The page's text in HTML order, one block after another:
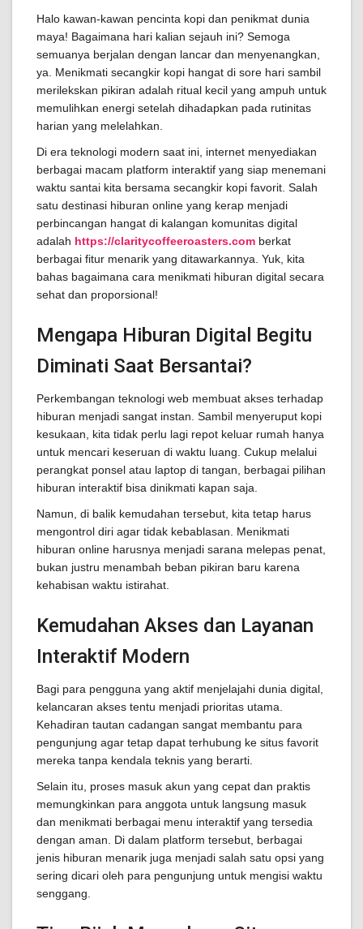
Halo kawan-kawan pencinta kopi dan penikmat dunia
maya! Bagaimana hari kalian sejauh ini? Semoga
semuanya berjalan dengan lancar dan menyenangkan,
ya. Menikmati secangkir kopi hangat di sore hari sambil
merilekskan pikiran adalah ritual kecil yang ampuh untuk
memulihkan energi setelah dihadapkan pada rutinitas
harian yang melelahkan.
Di era teknologi modern saat ini, internet menyediakan
berbagai macam platform interaktif yang siap menemani
waktu santai kita bersama secangkir kopi favorit. Salah
satu destinasi hiburan online yang kerap menjadi
perbincangan hangat di kalangan komunitas digital
adalah https://claritycoffeeroasters.com berkat
berbagai fitur menarik yang ditawarkannya. Yuk, kita
bahas bagaimana cara menikmati hiburan digital secara
sehat dan proporsional!
Mengapa Hiburan Digital Begitu
Diminati Saat Bersantai?
Perkembangan teknologi web membuat akses terhadap
hiburan menjadi sangat instan. Sambil menyeruput kopi
kesukaan, kita tidak perlu lagi repot keluar rumah hanya
untuk mencari keseruan di waktu luang. Cukup melalui
perangkat ponsel atau laptop di tangan, berbagai pilihan
hiburan interaktif bisa dinikmati kapan saja.
Namun, di balik kemudahan tersebut, kita tetap harus
mengontrol diri agar tidak kebablasan. Menikmati
hiburan online harusnya menjadi sarana melepas penat,
bukan justru menambah beban pikiran baru karena
kehabisan waktu istirahat.
Kemudahan Akses dan Layanan
Interaktif Modern
Bagi para pengguna yang aktif menjelajahi dunia digital,
kelancaran akses tentu menjadi prioritas utama.
Kehadiran tautan cadangan sangat membantu para
pengunjung agar tetap dapat terhubung ke situs favorit
mereka tanpa kendala teknis yang berarti.
Selain itu, proses masuk akun yang cepat dan praktis
memungkinkan para anggota untuk langsung masuk
dan menikmati berbagai menu interaktif yang tersedia
dengan aman. Di dalam platform tersebut, berbagai
jenis hiburan menarik juga menjadi salah satu opsi yang
sering dicari oleh para pengunjung untuk mengisi waktu
senggang.